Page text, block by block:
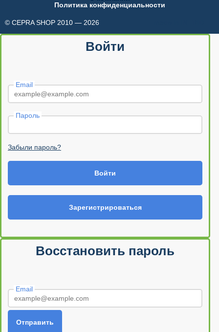
Политика конфиденциальности
© CEPRA SHOP 2010 — 2026
Войти
Email
Пароль
Забыли пароль?
Войти
Зарегистрироваться
Восстановить пароль
Email
Отправить